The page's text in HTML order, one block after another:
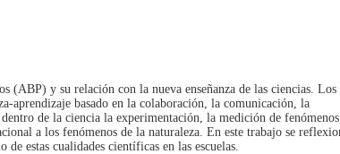
(ABP) y su relación con la nueva enseñanza de las ciencias. Los
aprendizaje basado en la colaboración, la comunicación, la
de la ciencia la experimentación, la medición de fenómenos,
a los fenómenos de la naturaleza. En este trabajo se
estas cualidades científicas en las escuelas.